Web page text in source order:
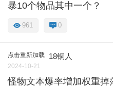
暴10个物品其中一个？
961 0
点击重新加载 18铜人
2024-10-21
怪物文本爆率增加权重